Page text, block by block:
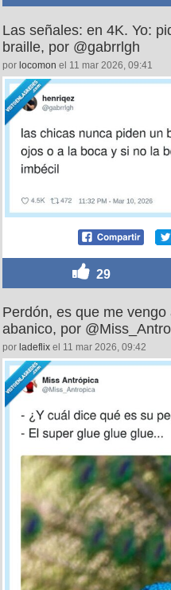
Las señales: en 4K. Yo:
braille, por @gabrrlgh
por locomon el 11 mar 2026, 09:41
29
Perdón, es que me vengo
abanico, por
por ladeflix el 11 mar 2026, 09:42